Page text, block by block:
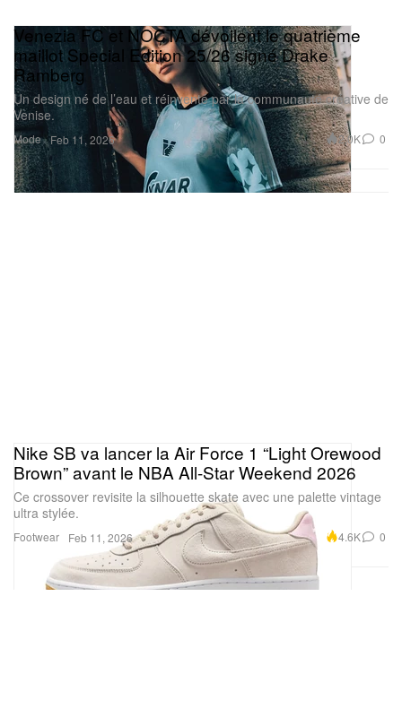
Mode
Venezia FC et NOCTA dévoilent le quatrième
maillot Special Edition 25/26 signé Drake
Ramberg
Un design né de l’eau et réinventé par la communauté créative de
Venise.
Feb 11, 2026 2.0K 0
Footwear
Nike SB va lancer la Air Force 1 “Light Orewood
Brown” avant le NBA All-Star Weekend 2026
Ce crossover revisite la silhouette skate avec une palette vintage
ultra stylée.
Feb 11, 2026 4.6K 0